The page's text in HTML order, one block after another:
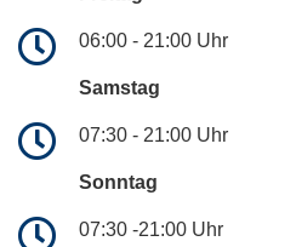
06:00 - 21:00 Uhr
Samstag
07:30 - 21:00 Uhr
Sonntag
07:30 -21:00 Uhr